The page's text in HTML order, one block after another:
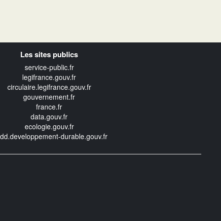
Les sites publics
service-public.fr
legifrance.gouv.fr
circulaire.legifrance.gouv.fr
gouvernement.fr
france.fr
data.gouv.fr
ecologie.gouv.fr
durable.gouv.fr